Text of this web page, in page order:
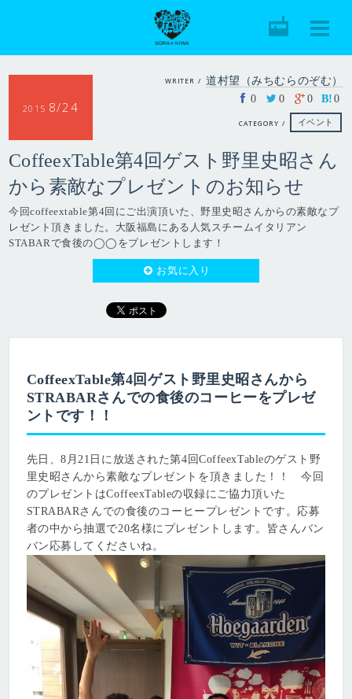
WRITER /
道村望（みちむらのぞむ）
0
0 0 B! 0
CATEGORY / イベント
2015 8/24
CoffeexTable第4回ゲスト野里史昭さん
から素敵なプレゼントのお知らせ
今回coffeextable第4回にご出演頂いた、野里史昭さんからの素敵なプ
レゼント頂きました。大阪福島にある人気スチームイタリアン
STABARで食後の◯◯をプレゼントします！
お気に入り
CoffeexTable第4回ゲスト野里史昭さんから
STRABARさんでの食後のコーヒーをプレゼ
ントです！！
先日、8月21日に放送された第4回CoffeexTableのゲスト野
里史昭さんから素敵なプレゼントを頂きました！！ 今回
のプレゼントはCoffeexTableの収録にご協力頂いた
STRABARさんでの食後のコーヒープレゼントです。応募
者の中から抽選で20名様にプレゼントします。皆さんバン
バン応募してくださいね。